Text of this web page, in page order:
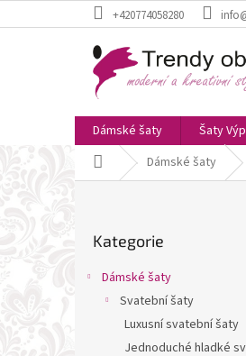
na
+420774058280
Dámské šaty Šaty
Domů Dámské šaty
kategorie
Kategorie
Dámské šaty
Svatební šaty
Luxusní svatební šaty
Jednoduché hladké